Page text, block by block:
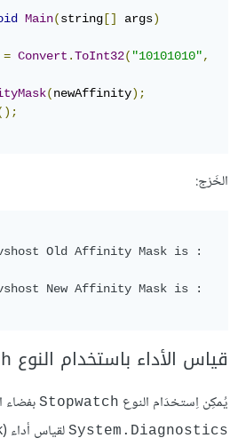
Main(string[] args)
= Convert .ToInt32( "10101010",
(newAffinity);
الخَرْج:
Old Affinity Mask is :
New Affinity Mask is :
قياس الأداء باستخدام النوع
يُمكِن اِستخدَام النوع Stopwatch بفضاء
System.Diagnostics